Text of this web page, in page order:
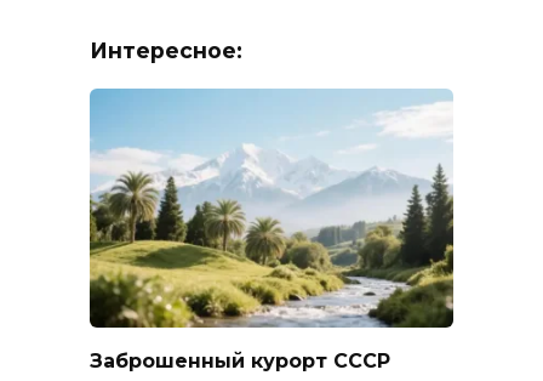
Интересное:
Заброшенный курорт СССР